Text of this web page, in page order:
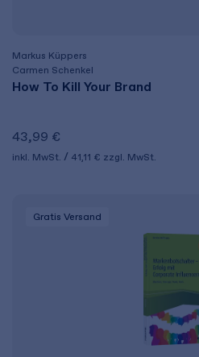
Markus Küppers
Carmen Schenkel
How To Kill Your Brand
43,99 €
inkl. MwSt. 41,11 € zzgl. MwSt.
Gratis Versand